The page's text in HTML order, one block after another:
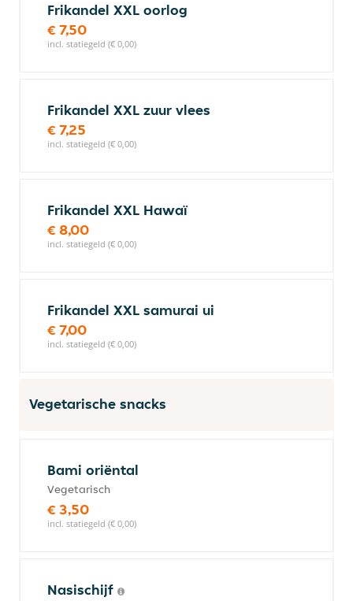
Frikandel XXL oorlog
€ 7,50
incl. statiegeld (€ 0,00)
Frikandel XXL zuur vlees
€ 7,25
incl. statiegeld (€ 0,00)
Frikandel XXL Hawaï
€ 8,00
incl. statiegeld (€ 0,00)
Frikandel XXL samurai ui
€ 7,00
incl. statiegeld (€ 0,00)
Vegetarische snacks
Bami oriëntal
Vegetarisch
€ 3,50
incl. statiegeld (€ 0,00)
Nasischijf